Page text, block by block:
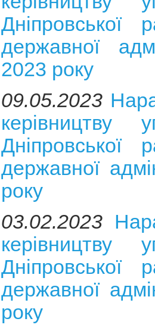
Дніпровської
державної
2023 року
09.05.2023
керівництву
Дніпровської
державної
року
03.02.2023
керівництву
Дніпровської
державної
року